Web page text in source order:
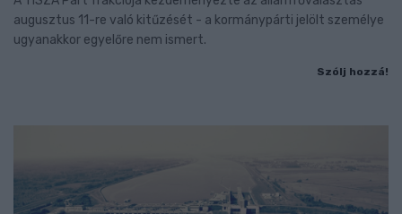
augusztus 11-re való kitűzését - a kormánypárti jelölt személye
ugyanakkor egyelőre nem ismert.
Szólj hozzá!